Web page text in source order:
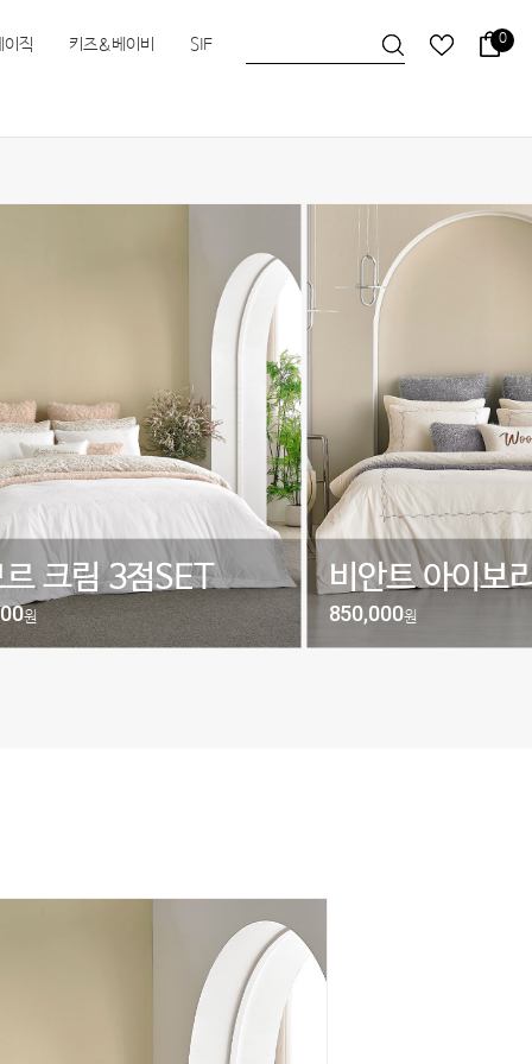
이직 키즈&베이비 SIF HEIMa 한실 한
0
르 크림 3점SET
원
비안트 아이보
850,000원